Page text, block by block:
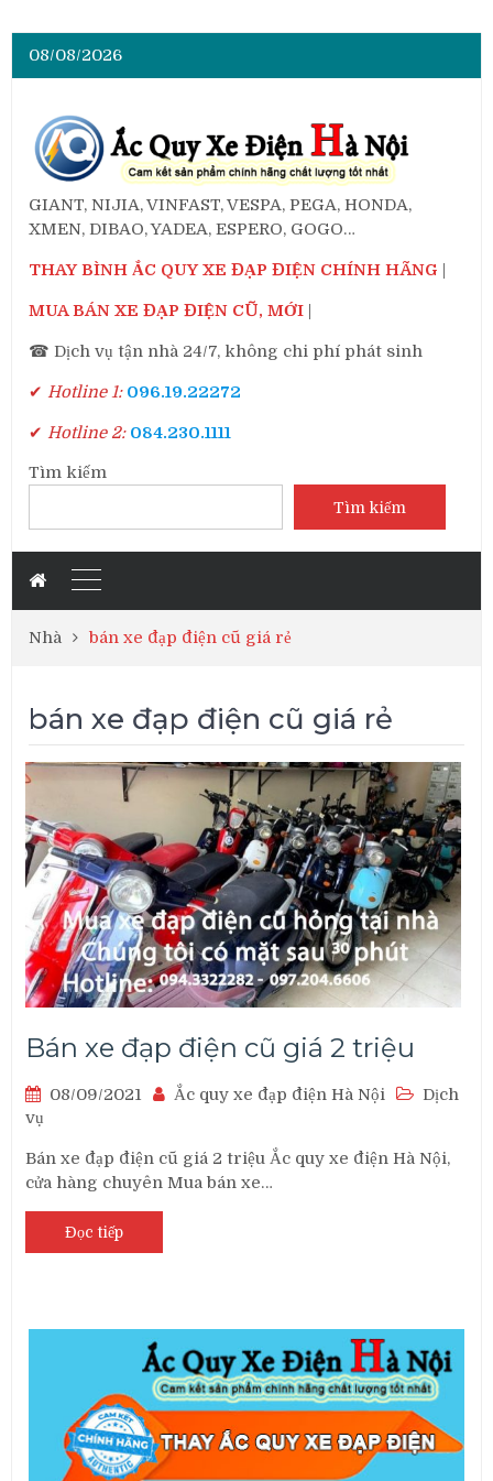
08/08/2026
GIANT, NIJIA, VINFAST, VESPA, PEGA, HONDA,
XMEN, DIBAO, YADEA, ESPERO, GOGO…
THAY BÌNH ẮC QUY XE ĐẠP ĐIỆN CHÍNH HÃNG
MUA BÁN XE ĐẠP ĐIỆN CŨ, MỚI
☎ Dịch vụ tận nhà 24/7, không chi phí phát sinh
✔ Hotline 1: 096.19.22272
✔ Hotline 2: 084.230.1111
Tìm kiếm
Tìm kiếm
Nhà bán xe đạp điện cũ giá rẻ
bán xe đạp điện cũ giá rẻ
Bán xe đạp điện cũ giá 2 triệu
08/09/2021 Ắc quy xe đạp điện Hà Nội
Dịch
vụ
Bán xe đạp điện cũ giá 2 triệu Ắc quy xe điện Hà Nội,
cửa hàng chuyên Mua bán xe…
Đọc tiếp